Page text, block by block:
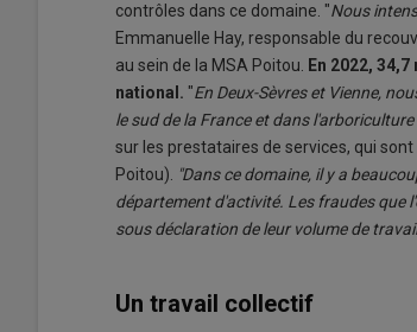
contrôles dans ce domaine. "Nous
Emmanuelle Hay, responsable du
au sein de la MSA Poitou.
En 2022,
national. "En Deux-Sèvres et Vienne,
le sud de la France et dans
sur les prestataires de services, qui
Poitou).
"Dans ce domaine, il y a
département d'activité. Les fraudes que
sous déclaration de leur volume de travail
Un travail collectif